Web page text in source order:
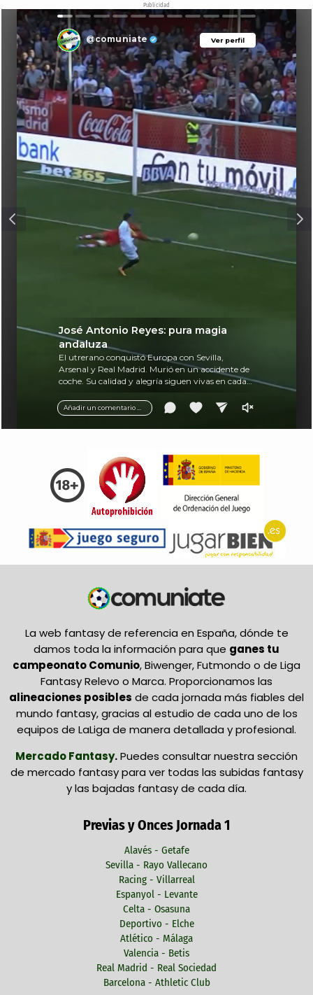
Publicidad
Ver perfil
@comuniate Ver perfil
Añadir un comentario ...
José Antonio Reyes: pura magia
andaluza
El utrerano conquistó Europa con Sevilla,
Arsenal y Real Madrid. Murió en un accidente de
coche. Su calidad y alegría siguen vivas en cada
La web fantasy de referencia en España, dónde te
damos toda la información para que ganes tu
campeonato Comunio, Biwenger, Futmondo o de Liga
Fantasy Relevo o Marca. Proporcionamos las
alineaciones posibles de cada jornada más fiables del
mundo fantasy, gracias al estudio de cada uno de los
equipos de LaLiga de manera detallada y profesional.
Mercado Fantasy.Puedes consultar nuestra sección
de mercado fantasy para ver todas las subidas fantasy
y las bajadas fantasy de cada día.
Previas y Onces Jornada 1
Alavés - Getafe
Sevilla - Rayo Vallecano
Racing - Villarreal
Espanyol - Levante
Celta - Osasuna
Deportivo - Elche
Atlético - Málaga
Valencia - Betis
Real Madrid - Real Sociedad
Barcelona - Athletic Club